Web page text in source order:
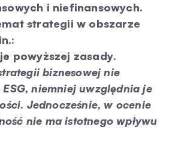
i niefinansowych.
strategii w obszarze
powyższej zasady.
biznesowej nie
niemniej uwzględnia je
Jednocześnie, w ocenie
nie ma istotnego wpływu